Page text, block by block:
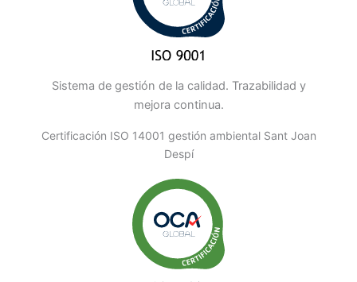
Sistema de gestión de la calidad. Trazabilidad y
mejora continua.
Certificación ISO 14001 gestión ambiental Sant Joan
Despí